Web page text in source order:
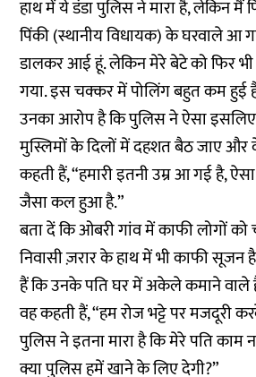
हाथ में ये डंडा पुलिस ने मारा है, लेकिन मैं
पिंकी (स्थानीय विधायक) के घरवाले आ
डालकर आई हूं. लेकिन मेरे बेटे को फिर भी
गया. इस चक्कर में पोलिंग बहुत कम हुई
उनका आरोप है कि पुलिस ने ऐसा इसलिए
मुस्लिमों के दिलों में दहशत बैठ जाए और
कहती हैं, “हमारी इतनी उम्र आ गई है,
जैसा कल हुआ है.”
बता दें कि ओबरी गांव में काफी लोगों
निवासी ज़रार के हाथ में भी काफी सूजन
हैं कि उनके पति घर में अकेले कमाने वाले
वह कहती हैं, “हम रोज भट्टे पर मजदूरी
पुलिस ने इतना मारा है कि मेरे पति
क्या पुलिस हमें खाने के लिए देगी?”